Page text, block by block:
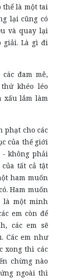
thể là một tai
lại cũng có
và quay lại
giải. Là gì đi
đam mê,
khéo léo
xấu lắm làm
phạt cho các
của thế giới
- không phải
tất cả tật
ham muốn
Ham muốn
là một minh
em còn để
các em sẽ
Các em như
xong thì các
chừng nào
ngoài thì